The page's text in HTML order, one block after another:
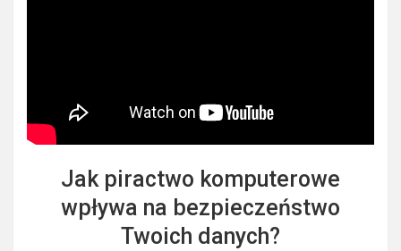
Jak piractwo komputerowe
wpływa na bezpieczeństwo
Twoich danych?